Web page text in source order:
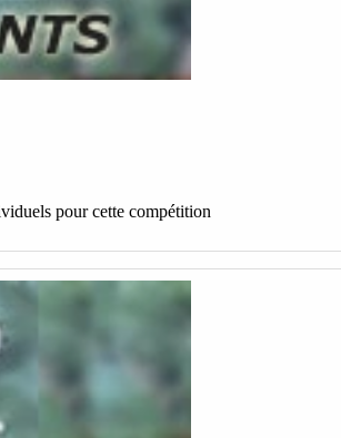
pour cette compétition